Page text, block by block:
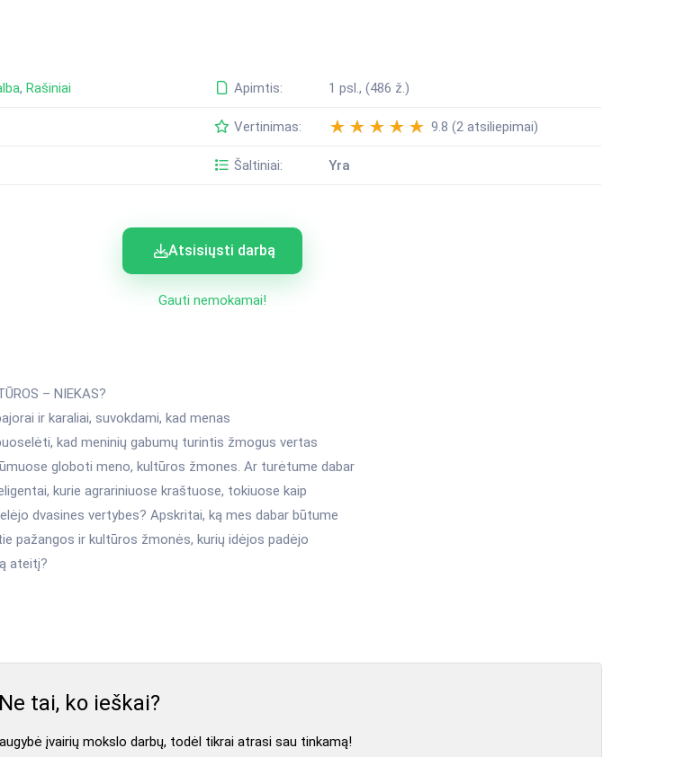
, Rašiniai Apimtis: 1 psl., (486 ž.)
Vertinimas: 9.8 (2 atsiliepimai)
Šaltiniai: Yra
Atsisiųsti darbą
Gauti nemokamai!
– NIEKAS?
ir karaliai, suvokdami, kad menas
kad meninių gabumų turintis žmogus vertas
globoti meno, kultūros žmones. Ar turėtume dabar
kurie agrariniuose kraštuose, tokiuose kaip
dvasines vertybes? Apskritai, ką mes dabar būtume
pažangos ir kultūros žmonės, kurių idėjos padėjo
ateitį?
Ne tai, ko ieškai?
įvairių mokslo darbų, todėl tikrai atrasi sau tinkamą!